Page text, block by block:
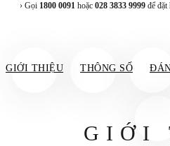
› Gọi 1800 0091 hoặc 028 3833 9999 để đặt
GIỚI THIỆU THÔNG SỐ
GIỚI